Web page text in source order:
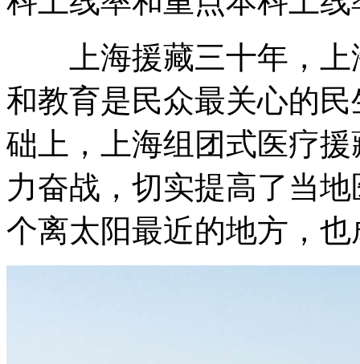
上海援藏三十年，上
和教育是民众最关心的
础上，上海组团式医疗
力奋战，切实提高了当
个离太阳最近的地方，